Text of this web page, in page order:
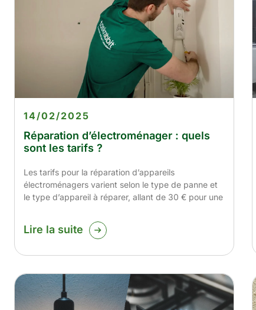
Réparation d’électroménager : quels
sont les tarifs ?
14/02/2025
Les tarifs pour la réparation d’appareils
électroménagers varient selon le type de panne et
le type d’appareil à réparer, allant de 30 € pour une
Lire la suite